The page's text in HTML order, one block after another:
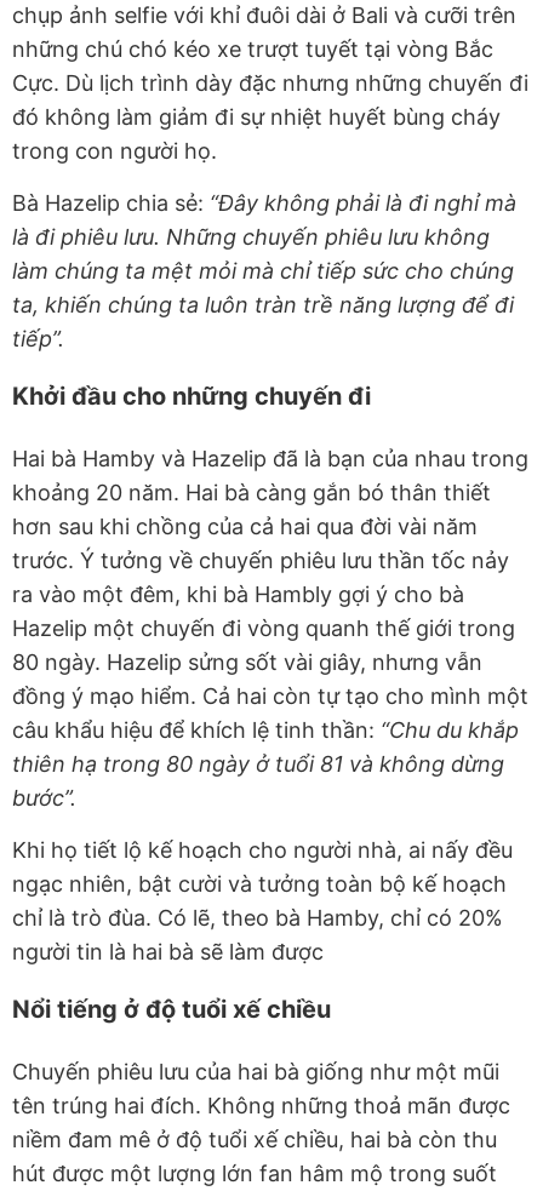
chụp ảnh selfie với khỉ đuôi dài ở Bali và cưỡi trên
những chú chó kéo xe trượt tuyết tại vòng Bắc
Cực. Dù lịch trình dày đặc nhưng những chuyến đi
đó không làm giảm đi sự nhiệt huyết bùng cháy
trong con người họ.
Bà Hazelip chia sẻ: “Đây không phải là đi nghỉ mà
là đi phiêu lưu. Những chuyến phiêu lưu không
làm chúng ta mệt mỏi mà chỉ tiếp sức cho chúng
ta, khiến chúng ta luôn tràn trề năng lượng để đi
tiếp”.
Khởi đầu cho những chuyến đi
Hai bà Hamby và Hazelip đã là bạn của nhau trong
khoảng 20 năm. Hai bà càng gắn bó thân thiết
hơn sau khi chồng của cả hai qua đời vài năm
trước. Ý tưởng về chuyến phiêu lưu thần tốc nảy
ra vào một đêm, khi bà Hambly gợi ý cho bà
Hazelip một chuyến đi vòng quanh thế giới trong
80 ngày. Hazelip sửng sốt vài giây, nhưng vẫn
đồng ý mạo hiểm. Cả hai còn tự tạo cho mình một
câu khẩu hiệu để khích lệ tinh thần: “Chu du khắp
thiên hạ trong 80 ngày ở tuổi 81 và không dừng
bước”.
Khi họ tiết lộ kế hoạch cho người nhà, ai nấy đều
ngạc nhiên, bật cười và tưởng toàn bộ kế hoạch
chỉ là trò đùa. Có lẽ, theo bà Hamby, chỉ có 20%
người tin là hai bà sẽ làm được
Nổi tiếng ở độ tuổi xế chiều
Chuyến phiêu lưu của hai bà giống như một mũi
tên trúng hai đích. Không những thoả mãn được
niềm đam mê ở độ tuổi xế chiều, hai bà còn thu
hút được một lượng lớn fan hâm mộ trong suốt